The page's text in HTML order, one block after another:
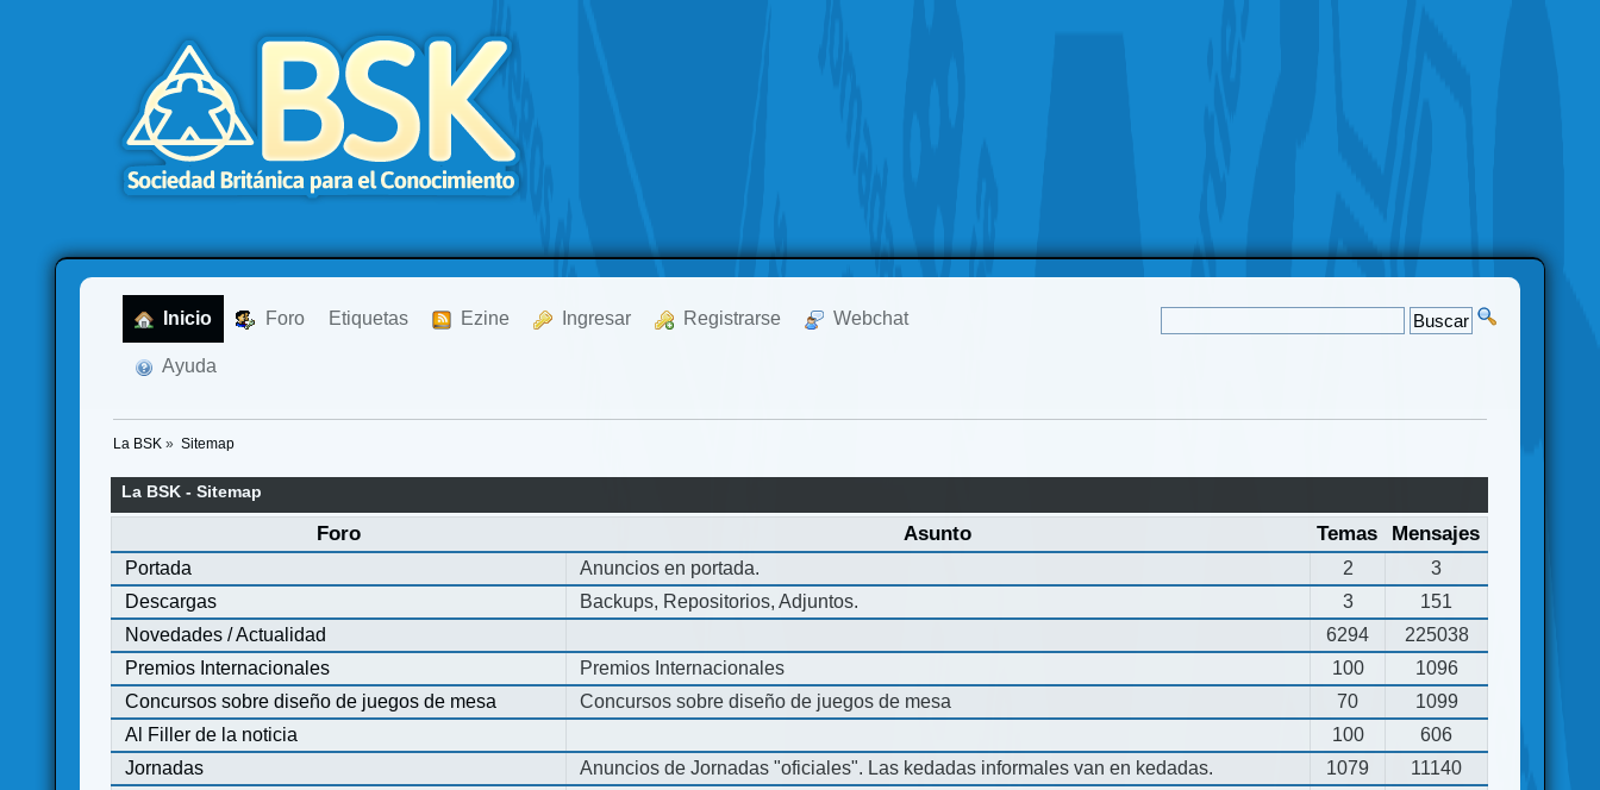
Inicio Foro Etiquetas Ezine Ingresar Registrarse Webchat
Ayuda
La BSK » Sitemap
La BSK - Sitemap
Foro Asunto Temas Mensajes
Portada Anuncios en portada. 2
3
Descargas
Backups, Repositorios, Adjuntos. 3
151
Novedades / Actualidad
6294
225038
Premios Internacionales
Premios Internacionales 100
1096
Concursos sobre diseño de juegos de mesa
Concursos sobre diseño de juegos de mesa 70
1099
Al Filler de la noticia
100
606
Jornadas
Anuncios de Jornadas "oficiales". Las kedadas informales van en kedadas. 1079
11140